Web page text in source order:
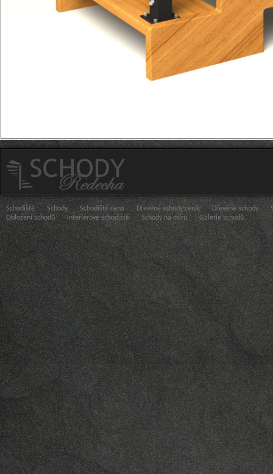
Schodiště Schody Schodiště cena Dřevěné schody ceník Dřevěné schody
Obložení schodů
Interiérové schodiště Schody na míru Galerie schodů